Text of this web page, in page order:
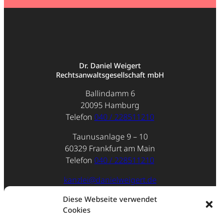
Diese Webseite verwendet
Cookies
Dr. Daniel Weigert
Rechtsanwaltsgesellschaft mbH
Ballindamm 6
20095 Hamburg
Telefon 040 / 228511210
Taunusanlage 9 – 10
60329 Frankfurt am Main
Telefon 040 / 228511210
kanzlei@danielweigert.de
Impressum
Datenschutz